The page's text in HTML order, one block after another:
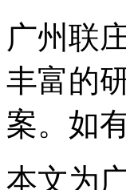
广州联
丰富的
案。如
本文为